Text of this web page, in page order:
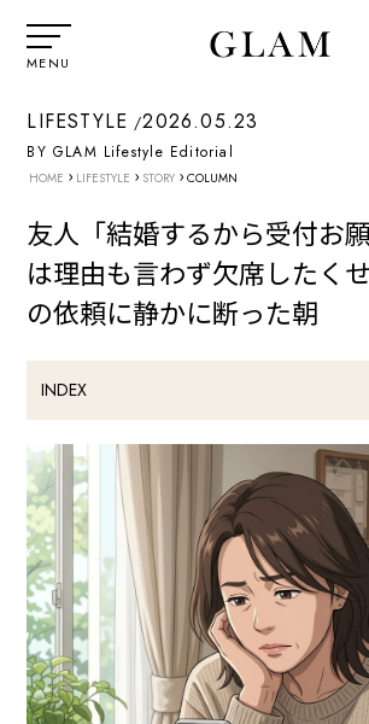
MENU
LIFESTYLE 2026.05.23
BY GLAM Lifestyle Editorial
HOME › LIFESTYLE › STORY › COLUMN
友人「結婚するから受付お
は理由も言わず欠席したく
の依頼に静かに断った朝
INDEX